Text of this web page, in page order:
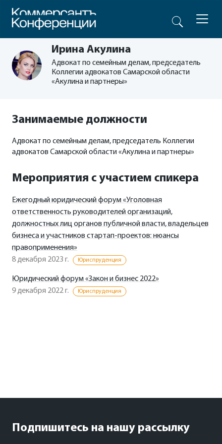
Ирина Акулина
Адвокат по семейным делам, председатель
Коллегии адвокатов Самарской области
«Акулина и партнеры»
Занимаемые должности
Адвокат по семейным делам, председатель Коллегии
адвокатов Самарской области «Акулина и партнеры»
Мероприятия с участием спикера
Ежегодный юридический форум «Уголовная
ответственность руководителей организаций,
должностных лиц органов публичной власти, владельцев
бизнеса и участников стартап-проектов: нюансы
правоприменения»
8 декабря 2023 г.
Юриспруденция
Юридический форум «Закон и бизнес 2022»
9 декабря 2022 г.
Юриспруденция
Подпишитесь на нашу рассылку